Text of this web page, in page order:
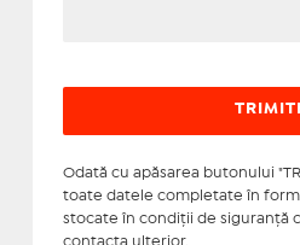
Odată cu apăsarea butonului
toate datele completate în
stocate în condiţii de siguranţă
contacta ulterior.